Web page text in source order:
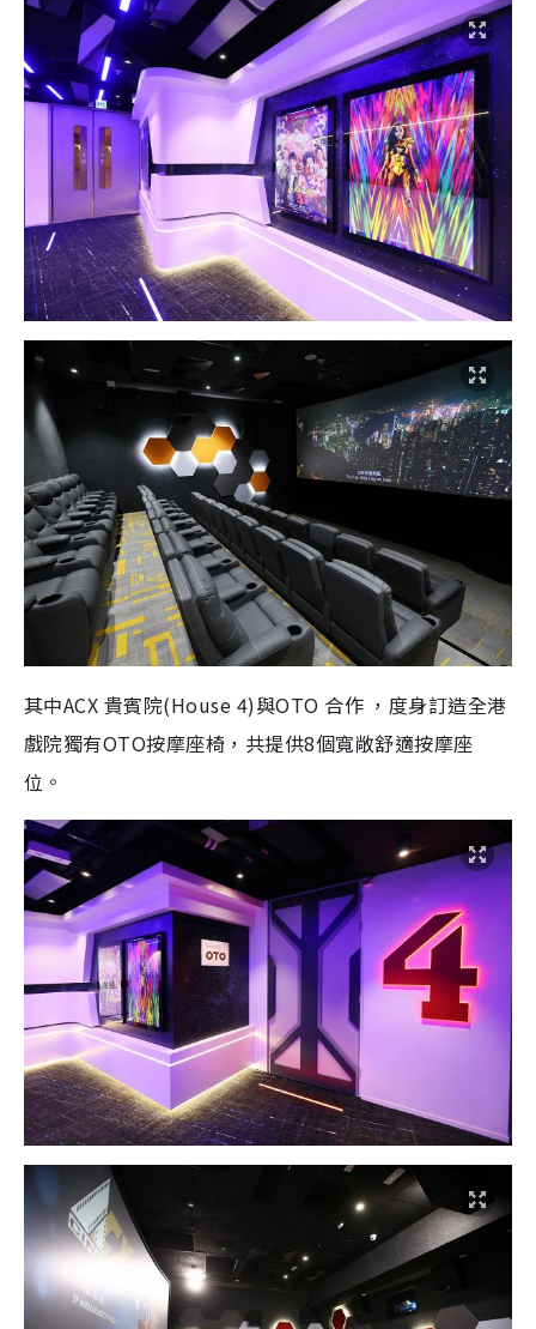
其中ACX 貴賓院(House 4)與OTO 合作 ，度身訂造全港
戲院獨有OTO按摩座椅，共提供8個寬敞舒適按摩座
位。